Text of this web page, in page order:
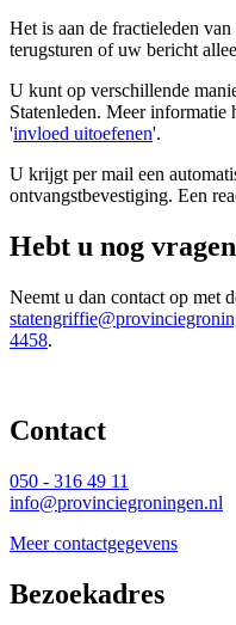
Het is aan de fractieleden
terugsturen of uw bericht
U kunt op verschillende
Statenleden. Meer
'invloed uitoefenen'.
U krijgt per mail een
ontvangstbevestiging. Een
Hebt u nog
Neemt u dan contact op met
4458.
Contact
050 - 316 49 11
info@provinciegroningen.nl
Meer contactgegevens
Bezoekadres